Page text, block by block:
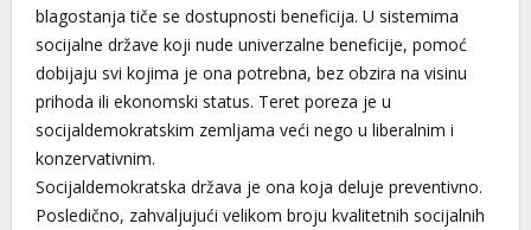
blagostanja tiče se dostupnosti beneficija. U sistemima
socijalne države koji nude univerzalne beneficije, pomoć
dobijaju svi kojima je ona potrebna, bez obzira na visinu
prihoda ili ekonomski status. Teret poreza je u
socijaldemokratskim zemljama veći nego u liberalnim i
konzervativnim.
Socijaldemokratska država je ona koja deluje preventivno.
Posledično, zahvaljujući velikom broju kvalitetnih socijalnih